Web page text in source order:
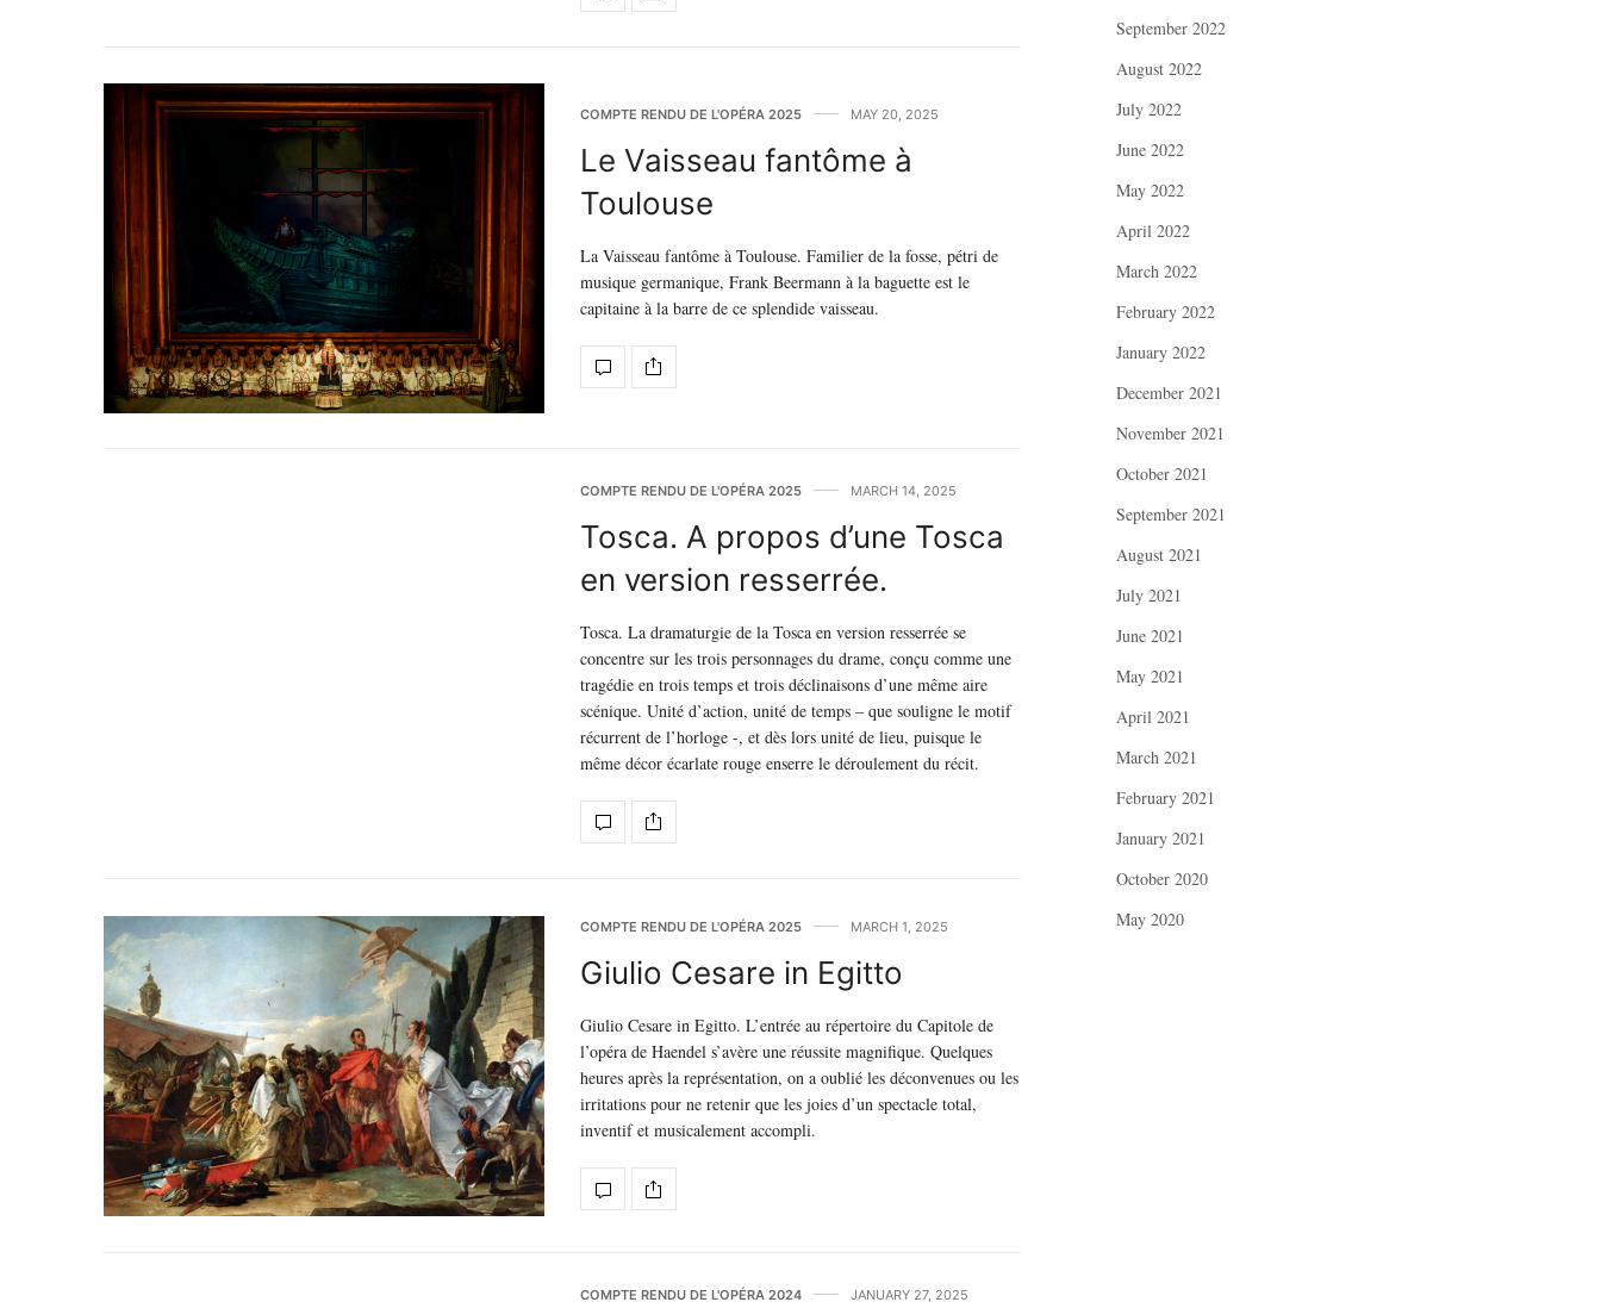
COMPTE RENDU DE L'OPÉRA 2025 MAY 20, 2025
Le Vaisseau fantôme à
Toulouse
La Vaisseau fantôme à Toulouse. Familier de la fosse, pétri de
musique germanique, Frank Beermann à la baguette est le
capitaine à la barre de ce splendide vaisseau.
COMPTE RENDU DE L'OPÉRA 2025 MARCH 14, 2025
Tosca. A propos d’une Tosca
en version resserrée.
Tosca. La dramaturgie de la Tosca en version resserrée se
concentre sur les trois personnages du drame, conçu comme une
tragédie en trois temps et trois déclinaisons d’une même aire
scénique. Unité d’action, unité de temps – que souligne le motif
récurrent de l’horloge -, et dès lors unité de lieu, puisque le
même décor écarlate rouge enserre le déroulement du récit.
COMPTE RENDU DE L'OPÉRA 2025 MARCH 1, 2025
Giulio Cesare in Egitto
Giulio Cesare in Egitto. L’entrée au répertoire du Capitole de
l’opéra de Haendel s’avère une réussite magnifique. Quelques
heures après la représentation, on a oublié les déconvenues ou les
irritations pour ne retenir que les joies d’un spectacle total,
inventif et musicalement accompli.
COMPTE RENDU DE L'OPÉRA 2024 JANUARY 27, 2025
September 2022
August 2022
July 2022
June 2022
May 2022
April 2022
March 2022
February 2022
January 2022
December 2021
November 2021
October 2021
September 2021
August 2021
July 2021
June 2021
May 2021
April 2021
March 2021
February 2021
January 2021
October 2020
May 2020